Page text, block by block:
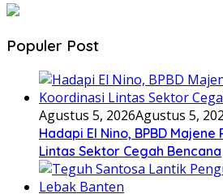
Populer Post
Agustus 5, 2026Agustus 5,
Hadapi El Nino, BPBD
Lintas Sektor Cegah Bencana